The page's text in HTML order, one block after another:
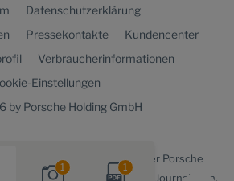
1 1
Datenschutzerklärung
Pressekontakte
Kundencenter
Verbraucherinformationen
Einstellungen
by Porsche Holding GmbH
newsroomist ein Angebot der Porsche
für Medienvertreter, Journalisten,